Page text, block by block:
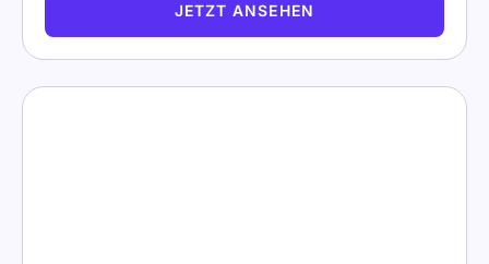
JETZT ANSEHEN